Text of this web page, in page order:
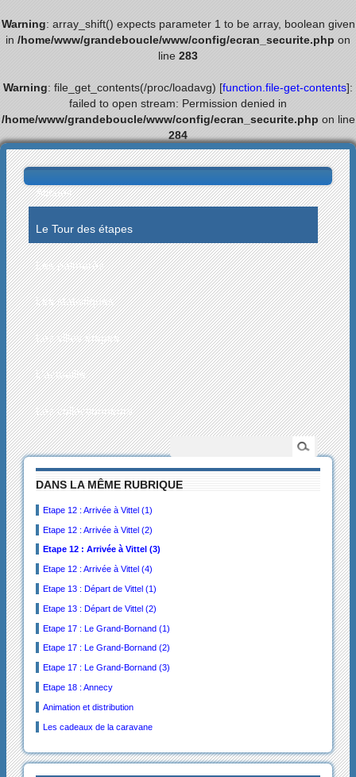
Warning: array_shift() expects parameter 1 to be array, boolean given
in /home/www/grandeboucle/www/config/ecran_securite.php on
line 283
Warning: file_get_contents(/proc/loadavg) [function.file-get-contents]:
failed to open stream: Permission denied in
/home/www/grandeboucle/www/config/ecran_securite.php on line
284
Accueil
Le Tour des étapes
Les palmarès
Les statistiques
Les villes étapes
L’actualité
Les collectionneurs
DANS LA MÊME RUBRIQUE
Etape 12 : Arrivée à Vittel (1)
Etape 12 : Arrivée à Vittel (2)
Etape 12 : Arrivée à Vittel (3)
Etape 12 : Arrivée à Vittel (4)
Etape 13 : Départ de Vittel (1)
Etape 13 : Départ de Vittel (2)
Etape 17 : Le Grand-Bornand (1)
Etape 17 : Le Grand-Bornand (2)
Etape 17 : Le Grand-Bornand (3)
Etape 18 : Annecy
Animation et distribution
Les cadeaux de la caravane